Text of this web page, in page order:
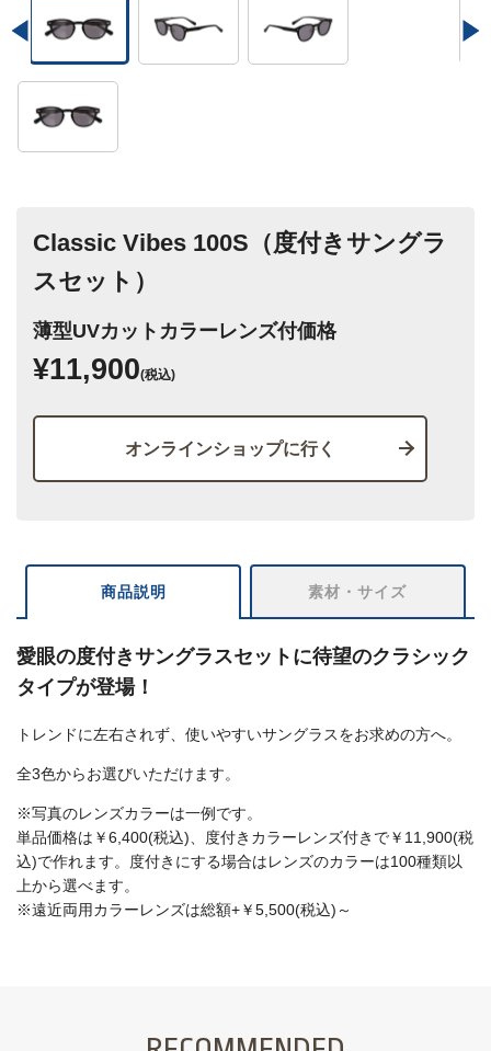
Classic Vibes 100S（度付きサングラ
スセット）
薄型UVカットカラーレンズ付価格
¥11,900(税込)
オンラインショップに行く
商品説明 素材・サイズ
愛眼の度付きサングラスセットに待望のクラシック
タイプが登場！
トレンドに左右されず、使いやすいサングラスをお求めの方へ。
全3色からお選びいただけます。
※写真のレンズカラーは一例です。
単品価格は￥6,400(税込)、度付きカラーレンズ付きで￥11,900(税
込)で作れます。度付きにする場合はレンズのカラーは100種類以
上から選べます。
※遠近両用カラーレンズは総額+￥5,500(税込)～